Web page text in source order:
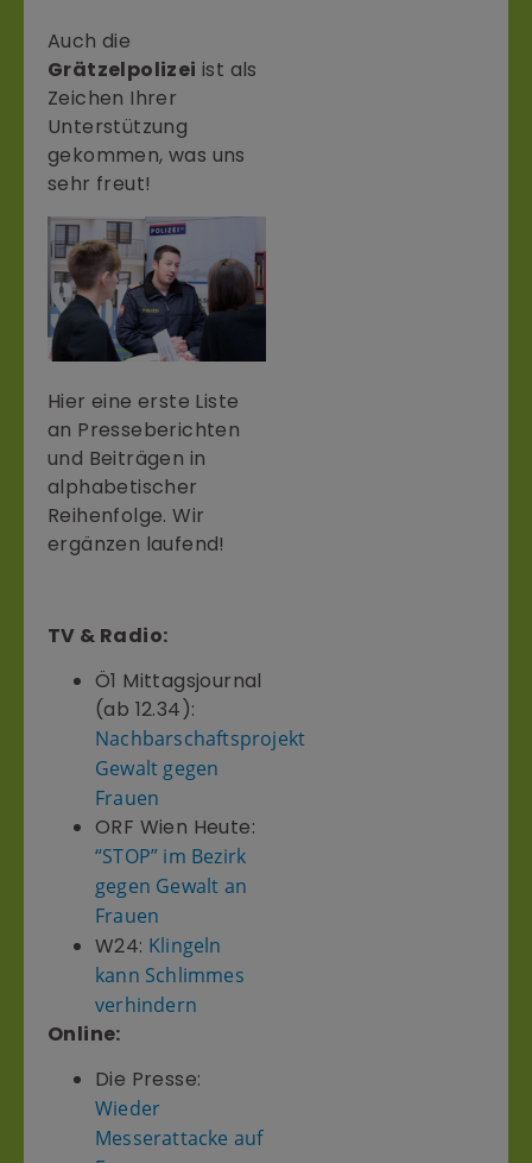
Auch die
Grätzelpolizei ist als
Zeichen Ihrer
Unterstützung
gekommen, was uns
sehr freut!
Hier eine erste Liste
an Presseberichten
und Beiträgen in
alphabetischer
Reihenfolge. Wir
ergänzen laufend!
TV & Radio:
Ö1 Mittagsjournal
(ab 12.34):
Nachbarschaftsprojekt
Gewalt gegen
Frauen
ORF Wien Heute:
“STOP” im Bezirk
gegen Gewalt an
Frauen
W24: Klingeln
kann Schlimmes
verhindern
Online:
Die Presse:
Wieder
Messerattacke auf